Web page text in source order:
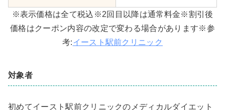
※表示価格は全て税込※2回目以降は通常料金※割引後
価格はクーポン内容の改定で変わる場合があります※参
考:イースト駅前クリニック
対象者
初めてイースト駅前クリニックのメディカルダイエット